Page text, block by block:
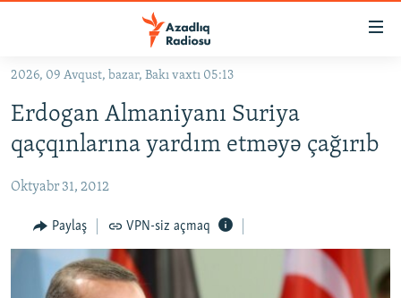
Əsas
qayıt
Əsas
naviqasiyaya
qayıt
#İZAHLA
KORRUPSIOMETR
#ƏSLINDƏ
FƏRQƏ BAX
QANUNI DOĞRU
ARAŞDIRMA
2026, 09 Avqust, bazar, Bakı vaxtı 05:13
Erdogan Almaniyanı Suriya
qaçqınlarına yardım etməyə çağırıb
Oktyabr 31, 2012
Paylaş VPN-siz açmaq